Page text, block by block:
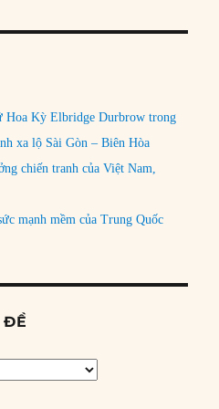
Hoa Kỳ Elbridge Durbrow trong
xa lộ Sài Gòn – Biên Hòa
chiến tranh của Việt Nam,
mạnh mềm của Trung Quốc
ĐỀ